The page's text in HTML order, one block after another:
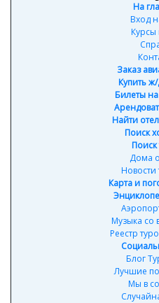
На
Вход
Курсы
Заказ
Купить
Билеты
Найти
Поиск
Поиск
Дома
Новости
Карта и
Музыка со
Реестр
Блог
Лучшие
Мы в